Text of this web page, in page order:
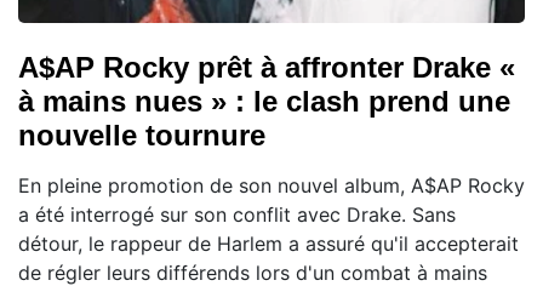
A$AP Rocky prêt à affronter Drake «
à mains nues » : le clash prend une
nouvelle tournure
En pleine promotion de son nouvel album, A$AP Rocky
a été interrogé sur son conflit avec Drake. Sans
détour, le rappeur de Harlem a assuré qu'il accepterait
de régler leurs différends lors d'un combat à mains